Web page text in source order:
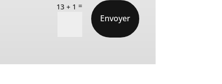
13 + 1 =
Envoyer